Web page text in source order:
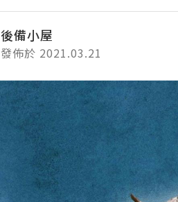
後備小屋
發佈於 2021.03.21